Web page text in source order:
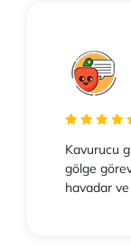
Kavurucu
gölge
havadar